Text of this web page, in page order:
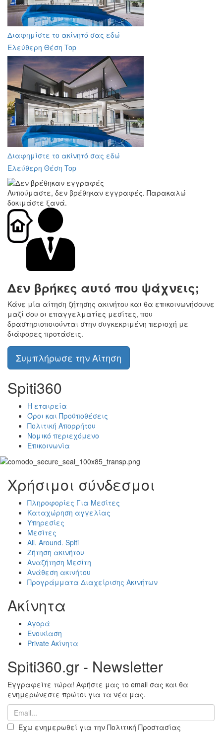
Διαφημίστε το ακίνητό σας εδώ
Ελεύθερη Θέση Top
Διαφημίστε το ακίνητό σας εδώ
Ελεύθερη Θέση Top
Λυπούμαστε, δεν βρέθηκαν εγγραφές. Παρακαλώ
δοκιμάστε ξανά.
Δεν βρήκες αυτό που ψάχνεις;
Κάνε μία αίτηση ζήτησης ακινήτου και θα επικοινωνήσουνε
μαζί σου οι επαγγελματίες μεσίτες, που
δραστηριοποιούνται στην συγκεκριμένη περιοχή με
διάφορες προτάσεις.
Συμπλήρωσε την Αίτηση
Spiti360
Η εταιρεία
Όροι και Προϋποθέσεις
Πολιτική Απορρήτου
Νομικό περιεχόμενο
Επικοινωνία
Χρήσιμοι σύνδεσμοι
Πληροφορίες Για Μεσίτες
Καταχώρηση αγγελίας
Υπηρεσίες
Μεσίτες
All. Around. Spiti
Ζήτηση ακινήτου
Αναζήτηση Μεσίτη
Ανάθεση ακινήτου
Προγράμματα Διαχείρισης Ακινήτων
Ακίνητα
Αγορά
Ενοικίαση
Private Ακίνητα
Spiti360.gr - Newsletter
Εγγραφείτε τώρα! Αφήστε μας το email σας και θα
ενημερώνεστε πρώτοι για τα νέα μας.
Έχω ενημερωθεί για την Πολιτική Προστασίας